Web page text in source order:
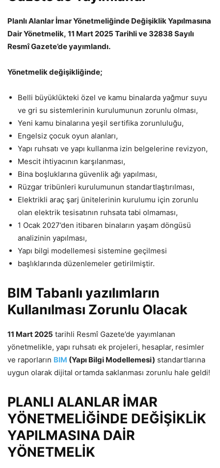
Planlı Alanlar İmar Yönetmeliğinde Değişiklik Yapılmasına
Dair Yönetmelik, 11 Mart 2025 Tarihli ve 32838 Sayılı
Resmî Gazete’de yayımlandı.
Yönetmelik değişikliğinde;
Belli büyüklükteki özel ve kamu binalarda yağmur suyu
ve gri su sistemlerinin kurulumunun zorunlu olması,
Yeni kamu binalarına yeşil sertifika zorunluluğu,
Engelsiz çocuk oyun alanları,
Yapı ruhsatı ve yapı kullanma izin belgelerine revizyon,
Mescit ihtiyacının karşılanması,
Bina boşluklarına güvenlik ağı yapılması,
Rüzgar tribünleri kurulumunun standartlaştırılması,
Elektrikli araç şarj ünitelerinin kurulumu için zorunlu
olan elektrik tesisatının ruhsata tabi olmaması,
1 Ocak 2027’den itibaren binaların yaşam döngüsü
analizinin yapılması,
Yapı bilgi modellemesi sistemine geçilmesi
başlıklarında düzenlemeler getirilmiştir.
BIM Tabanlı yazılımların
Kullanılması Zorunlu Olacak
11 Mart 2025 tarihli Resmî Gazete’de yayımlanan
yönetmelikle, yapı ruhsatı ek projeleri, hesaplar, resimler
ve raporların BIM (Yapı Bilgi Modellemesi) standartlarına
uygun olarak dijital ortamda saklanması zorunlu hale geldi!
PLANLI ALANLAR İMAR
YÖNETMELİĞİNDE DEĞİŞİKLİK
YAPILMASINA DAİR
YÖNETMELİK